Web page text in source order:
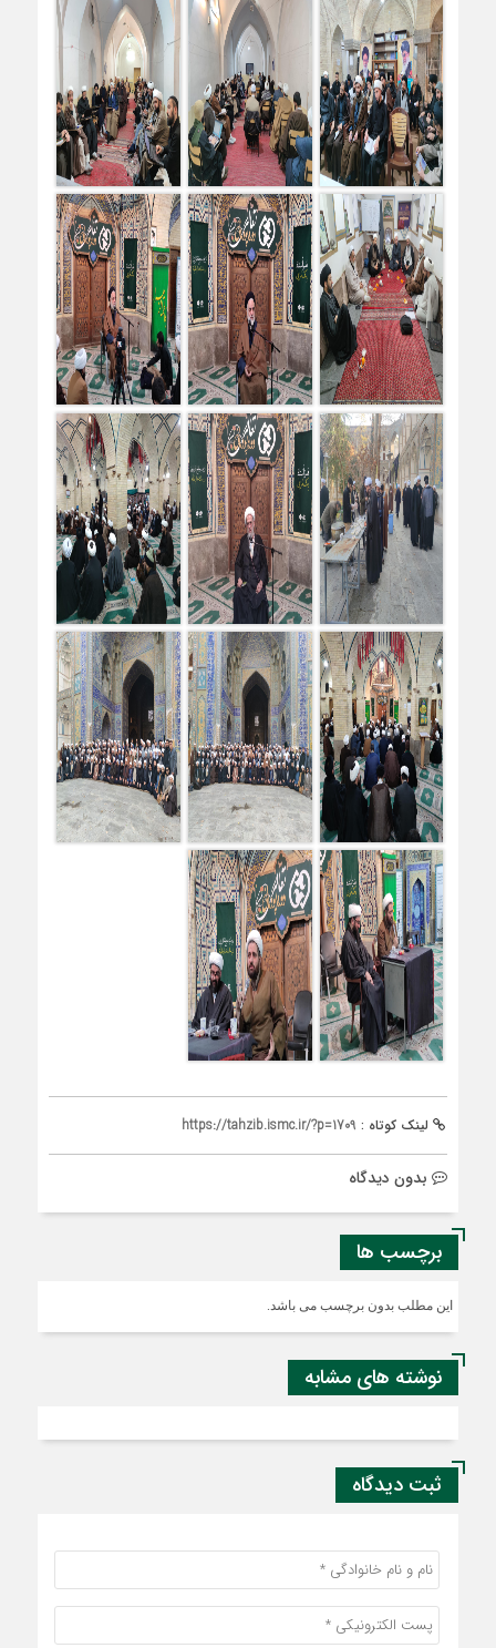
لینک کوتاه : https://tahzib.ismc.ir/?p=1709
بدون دیدگاه
برچسب ها
این مطلب بدون برچسب می باشد.
نوشته های مشابه
ثبت دیدگاه